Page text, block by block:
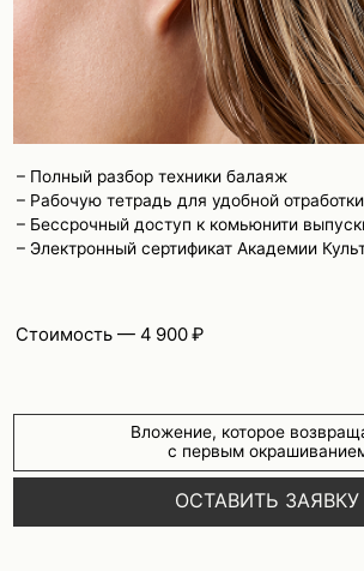
Политика конфиденциальности
Публичная оферта
Расчетный счет: 40702810400000142509
Банк: АО "РАЙФФАЙЗЕНБАНК"
БИК: 044525700
*Компания Meta Platforms Ins., владеющая социальной сетью Instagram,
по решению суда от 21.03.2022 признана экстремистской организацией,
её деятельность на территории РФ запрещена